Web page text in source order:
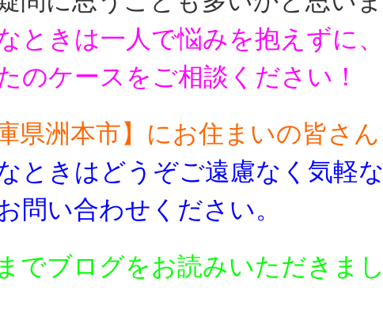
ときは一人で悩みを抱えずに、
のケースをご相談ください！
庫県洲本市】にお住まいの皆さん
ときはどうぞご遠慮なく気軽
問い合わせください。
でブログをお読みいただきま